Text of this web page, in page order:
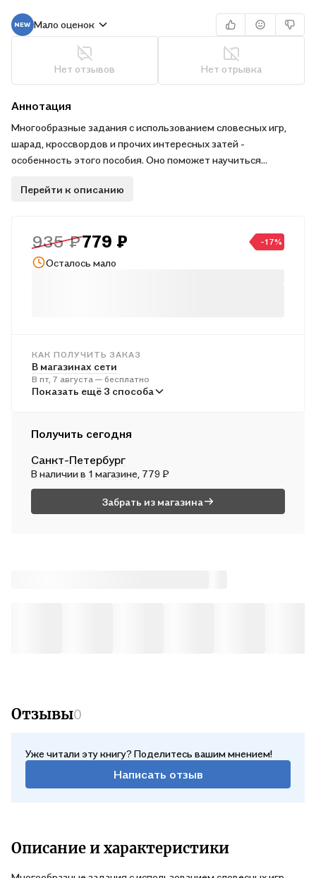
Мало оценок
Нет отзывов Нет отрывка
Аннотация
Многообразные задания с использованием словесных игр,
шарад, кроссвордов и прочих интересных затей -
особенность этого пособия. Оно поможет научиться
есть родственные слова.
Перейти к описанию
935 ₽779 ₽ -17%
Осталось мало
КАК ПОЛУЧИТЬ ЗАКАЗ
В магазинах сети
В пт, 7 августа — бесплатно
В пунктах выдачи
В сб, 8 августа — от 314 ₽
Почтой России
В вс, 9 августа — от 517 ₽
Показать ещё 3 способа
Получить сегодня
Санкт-Петербург
В наличиив 1 магазине , 779 ₽
Забрать из магазина
Отзывы0
Уже читали эту книгу? Поделитесь вашим мнением!
Написать отзыв
Описание и характеристики